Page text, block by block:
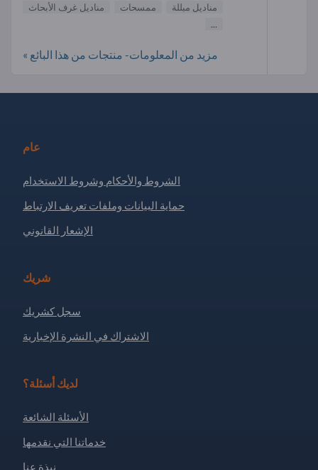
مناديل مبللة
ممسحات
مناديل غرف الأبحاث
...
مزيد من المعلومات- منتجات من هذا البائع »
عام
الشروط والأحكام وشروط الاستخدام
حماية البيانات وملفات تعريف الارتباط
الإشعار القانوني
شريك
سجل كشريك
الاشتراك في النشرة الإخبارية
لديك أسئلة؟
الأسئلة الشائعة
خدماتنا التي نقدمها
نبذة عنا